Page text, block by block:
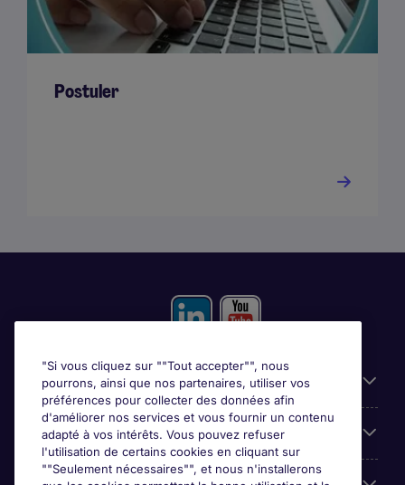
Postuler
Liens utiles
Prix
"Si vous cliquez sur ""Tout accepter"", nous
pourrons, ainsi que nos partenaires, utiliser vos
préférences pour collecter des données afin
d'améliorer nos services et vous fournir un contenu
adapté à vos intérêts. Vous pouvez refuser
l'utilisation de certains cookies en cliquant sur
""Seulement nécessaires"", et nous n'installerons